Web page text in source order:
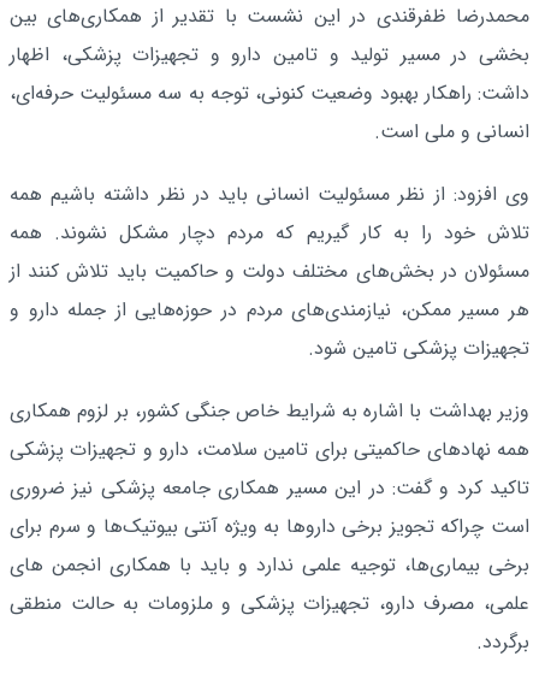
محمدرضا ظفرقندی در این نشست با تقدیر از همکاری‌های بین
بخشی در مسیر تولید و تامین دارو و تجهیزات پزشکی، اظهار
داشت: راهکار بهبود وضعیت کنونی، توجه به سه مسئولیت حرفه‌ای،
انسانی و ملی است.
وی افزود: از نظر مسئولیت انسانی باید در نظر داشته باشیم همه
تلاش خود را به کار گیریم که مردم دچار مشکل نشوند. همه
مسئولان در بخش‌های مختلف دولت و حاکمیت باید تلاش کنند از
هر مسیر ممکن، نیازمندی‌های مردم در حوزه‌هایی از جمله دارو و
تجهیزات پزشکی تامین شود.
وزیر بهداشت با اشاره به شرایط خاص جنگی کشور، بر لزوم همکاری
همه نهادهای حاکمیتی برای تامین سلامت، دارو و تجهیزات پزشکی
تاکید کرد و گفت: در این مسیر همکاری جامعه پزشکی نیز ضروری
است چراکه تجویز برخی داروها به ویژه آنتی بیوتیک‌ها و سرم برای
برخی بیماری‌ها، توجیه علمی ندارد و باید با همکاری انجمن های
علمی، مصرف دارو، تجهیزات پزشکی و ملزومات به حالت منطقی
برگردد.